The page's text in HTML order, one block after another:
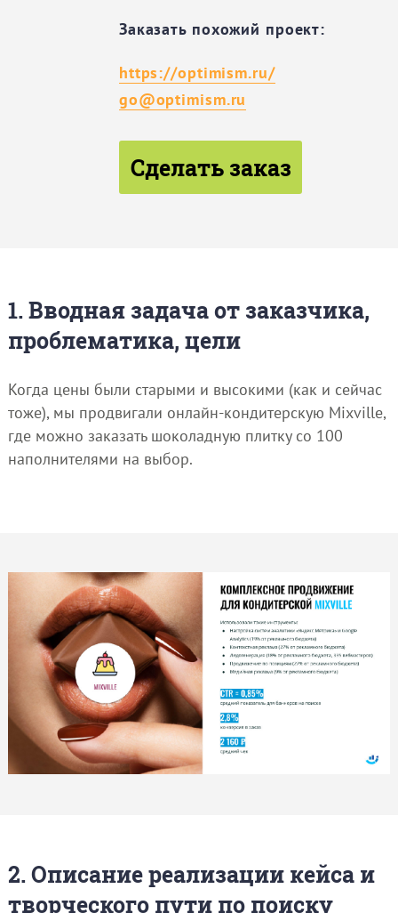
Заказать похожий проект:
https://optimism.ru/
go@optimism.ru
Сделать заказ
1. Вводная задача от заказчика,
проблематика, цели
Когда цены были старыми и высокими (как и сейчас
тоже), мы продвигали онлайн-кондитерскую Mixville,
где можно заказать шоколадную плитку со 100
наполнителями на выбор.
2. Описание реализации кейса и
творческого пути по поиску